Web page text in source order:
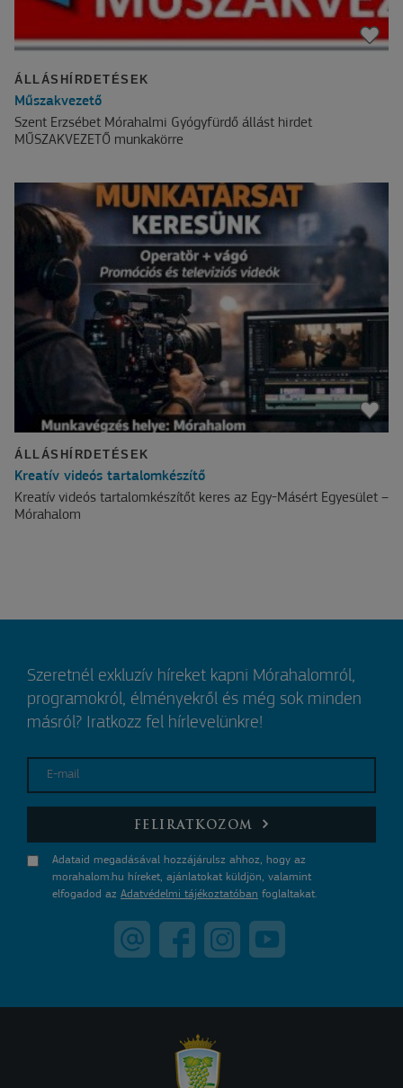
ÁLLÁSHÍRDETÉSEK
Műszakvezető
Szent Erzsébet Mórahalmi Gyógyfürdő állást hirdet
MŰSZAKVEZETŐ munkakörre
ÁLLÁSHÍRDETÉSEK
Kreatív videós tartalomkészítő
Kreatív videós tartalomkészítőt keres az Egy-Másért Egyesület –
Mórahalom
Szeretnél exkluzív híreket kapni Mórahalomról,
programokról, élményekről és még sok minden
másról? Iratkozz fel hírlevelünkre!
E-mail
FELIRATKOZOM
Adataid megadásával hozzájárulsz ahhoz, hogy az
morahalom.hu híreket, ajánlatokat küldjön, valamint
elfogadod az Adatvédelmi tájékoztatóban foglaltakat.